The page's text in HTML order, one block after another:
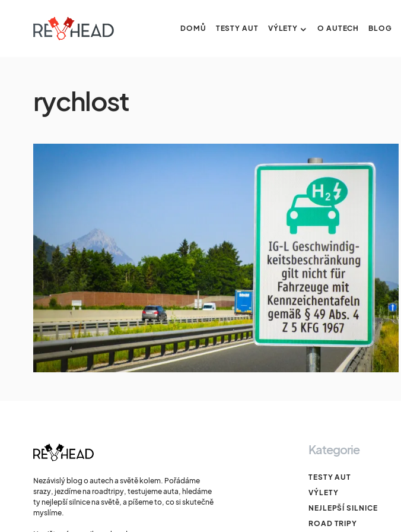
DOMŮ TESTY AUT VÝLETY O AUTECH BLOG
rychlost
Nezávislý blog o autech a světě kolem. Pořádáme
srazy, jezdíme na roadtripy, testujeme auta, hledáme
ty nejlepší silnice na světě, a píšeme to, co si skutečně
myslíme.
Kategorie
TESTY AUT
VÝLETY
NEJLEPŠÍ SILNICE
ROAD TRIPY